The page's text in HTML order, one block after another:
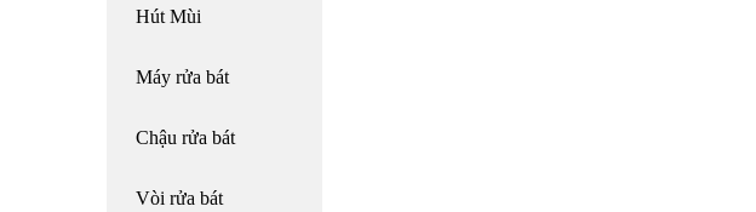
Hút Mùi
Máy rửa bát
Chậu rửa bát
Vòi rửa bát